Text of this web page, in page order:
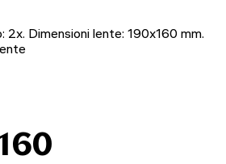
2x. Dimensioni lente: 190x160 mm.